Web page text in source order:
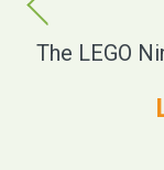
The LEGO